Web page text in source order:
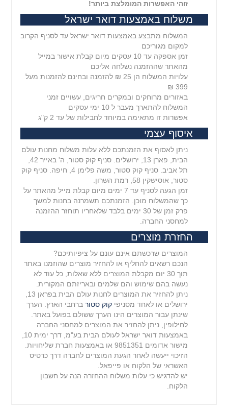
זוהי האפשרות המומלצת ביותר!
משלוח באמצעות דואר ישראל
המשלוח מתבצע באמצעות דואר ישראל עד לסניף הקרוב
למקום מגוריכם
זמן אספקה עד 10 עסקים מיום קבלת אישור במייל
מהאתר שההזמנה נשלחה אליכם
עלויות המשלוח הן 25 ₪ להזמנה ובחינם להזמנות מעל
399 ₪
באזורים מרוחקים ובמקרים חריגים, עשויים זמני
המשלוח להתארך מעבר ל 10 ימי עסקים
אפשרות זו מתאימה במיוחד לחבילות של עד 2 ק"ג
איסוף עצמי
ניתן לאסוף את הזמנתכם ללא עלות משלוח מחנות עולם
הבית, פארן 13, ירושלים. סניף קוק סטור, ה' באייר 42,
תל אביב. סניף קוק סטור, משה פלימן 4, חיפה. סניף קוק
סטור, אוסישקין 58, רמת השרון.
זמן הגעה לסניף עד 7 ימים מיום קבלת מייל מהאתר על
כך שהמשלוח מוכן. הזמנתכם תשמרנה בחנות למשך
פרק זמן של 30 ימים בלבד שלאחריו תוחזר ההזמנה
למחסני החברה.
החזרת מוצרים
המוצרים שרכשתם אינם עונם על ציפיותיכם?
הנכם רשאים להחליף או להחזיר מוצרים שהוזמנו באתר
תוך 30 יום מקבלת המוצרים ללא שאלות, כל עוד לא
נעשה בהם שימוש והם שלמים ובאריזתם המקורית.
ניתן להחזיר את המוצרים לחנות עולם הבית בפראן 13,
ירושלים או לאחד מסניפיקוק סטור ברחבי הארץ. הערך
שינתן עבור המוצרים הינו הערך ששולם בפועל באתר.
לחילופין, ניתן להחזיר את המוצרים למחסני החברה
באמצעות דואר ישראל לעולם הבית בע"מ, דרך ימית 10,
מישוראדומים 9851351 או באמצעות חברת שליחויות.
הזיכוי ייעשה לאחר הגעת המוצרים לחברה דרך כרטיס
האשראי של הלקוח או פייפאל.
יש להדגיש כי עלות משלוח ההחזרה הנה על חשבון
הלקוח.